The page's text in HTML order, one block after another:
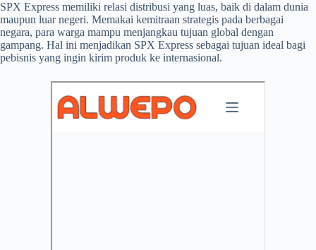
SPX Express memiliki relasi distribusi yang luas, baik di dalam dunia
maupun luar negeri. Memakai kemitraan strategis pada berbagai
negara, para warga mampu menjangkau tujuan global dengan
gampang. Hal ini menjadikan SPX Express sebagai tujuan ideal bagi
pebisnis yang ingin kirim produk ke internasional.